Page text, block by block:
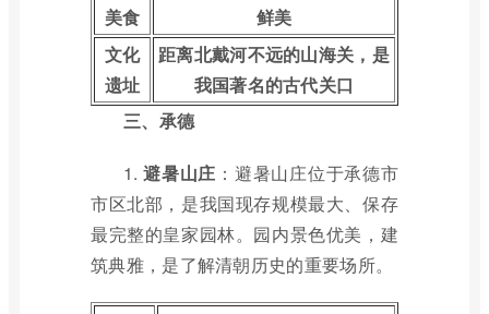
美食
鲜美
文化
遗址
距离北戴河不远的山海关，是
我国著名的古代关口
三、承德
1.避暑山庄 ：避暑山庄位于承德市
市区北部，是我国现存规模最大、保存
最完整的皇家园林。园内景色优美，建
筑典雅，是了解清朝历史的重要场所。